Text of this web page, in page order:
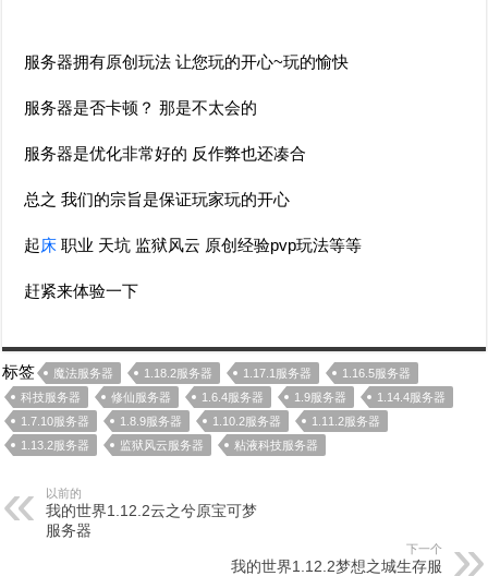
服务器拥有原创玩法 让您玩的开心~玩的愉快
服务器是否卡顿？ 那是不太会的
服务器是优化非常好的 反作弊也还凑合
总之 我们的宗旨是保证玩家玩的开心
起床 职业 天坑 监狱风云 原创经验pvp玩法等等
赶紧来体验一下
标签 魔法服务器 1.18.2服务器 1.17.1服务器
1.16.5服务器
科技服务器
修仙服务器 1.6.4服务器 1.9服务器
1.14.4服务器
1.7.10服务器
1.8.9服务器 1.10.2服务器
1.11.2服务器
1.13.2服务器
监狱风云服务器 粘液科技服务器
以前的
我的世界1.12.2云之兮原宝可梦
服务器
下一个
我的世界1.12.2梦想之城生存服